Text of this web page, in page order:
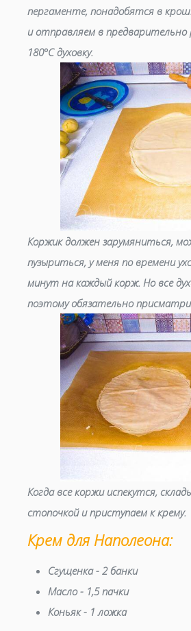
пергаменте, понадобятся в
и отправляем в предварительно
180°С духовку.
Коржик должен зарумяниться,
пузыриться, у меня по времени
минут на каждый корж. Но все
поэтому обязательно
Когда все коржи испекутся,
стопочкой и приступаем к крему.
Крем для Наполеона:
Сгущенка - 2 банки
Масло - 1,5 пачки
Коньяк - 1 ложка